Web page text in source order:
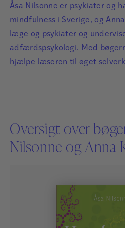
Åsa Nilsonne er psykiater og
mindfulness i Sverige, og
læge og psykiater og
adfærdspsykologi. Med
hjælpe læseren til øget
Oversigt over
Nilsonne og Anna